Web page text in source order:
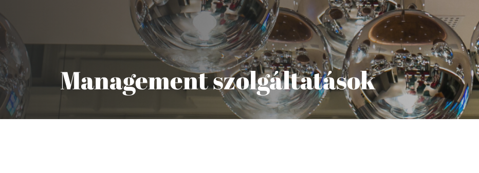
Management szolgáltatások